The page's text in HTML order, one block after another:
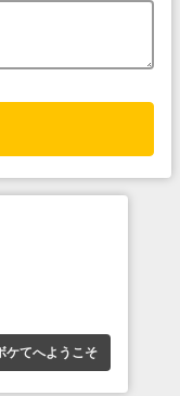
ケてへようこそ